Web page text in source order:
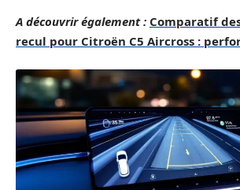
A découvrir également : Comparatif
recul pour Citroën C5 Aircross :